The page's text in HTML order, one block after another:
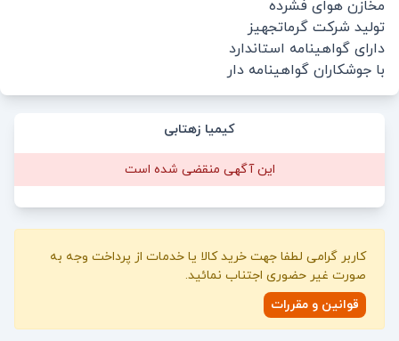
مخازن هوای فشرده
تولید شرکت گرماتجهیز
دارای گواهینامه استاندارد
با جوشکاران گواهینامه دار
کیمیا زهتابی
این آگهی منقضی شده است
کاربر گرامی لطفا جهت خرید کالا یا خدمات از پرداخت وجه به
صورت غیر حضوری اجتناب نمائید.
قوانین و مقررات